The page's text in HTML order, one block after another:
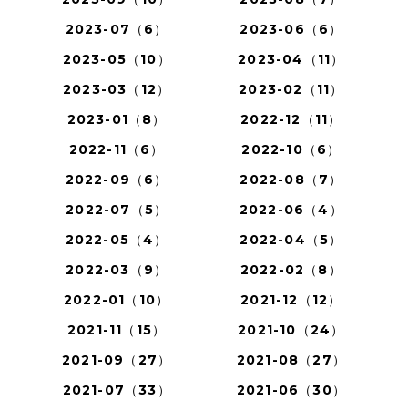
2023-07（6）
2023-06（6）
2023-05（10）
2023-04（11）
2023-03（12）
2023-02（11）
2023-01（8）
2022-12（11）
2022-11（6）
2022-10（6）
2022-09（6）
2022-08（7）
2022-07（5）
2022-06（4）
2022-05（4）
2022-04（5）
2022-03（9）
2022-02（8）
2022-01（10）
2021-12（12）
2021-11（15）
2021-10（24）
2021-09（27）
2021-08（27）
2021-07（33）
2021-06（30）